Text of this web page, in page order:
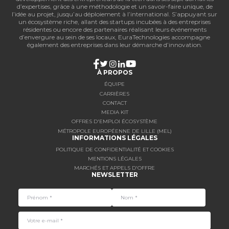
d’expertises, grâce à une méthodologie et un savoir-faire unique, de
l’idée au projet, jusqu’au déploiement à l’international. S’appuyant sur
un écosystème riche, allant des startups incubées à des entreprises
résidentes ou encore des partenaires réalisant leurs événements
d’envergure au sein de ses locaux, EuraTechnologies accompagne
également des entreprises dans leur démarche d’innovation.
À PROPOS
ÉQUIPE
CARRIÈRES
CONTACT
MEDIA KIT
OFFRES D'EMPLOI ÉCOSYSTÈME
MÉTROPOLE EUROPÉENNE DE LILLE (MEL)
INFORMATIONS LÉGALES
POLITIQUE DE CONFIDENTIALITÉ ET COOKIES
MENTIONS LÉGALES
MARCHÉS ET APPELS D'OFFRE
NEWSLETTER